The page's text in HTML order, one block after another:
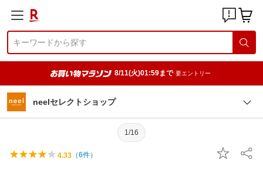
8/11(火)01:59まで 要エントリー
neelセレクトショップ
1/16
4.33 （6件）